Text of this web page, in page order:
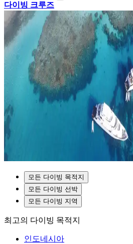
다이빙 크루즈
모든 다이빙 목적지
모든 다이빙 선박
모든 다이빙 지역
최고의 다이빙 목적지
인도네시아